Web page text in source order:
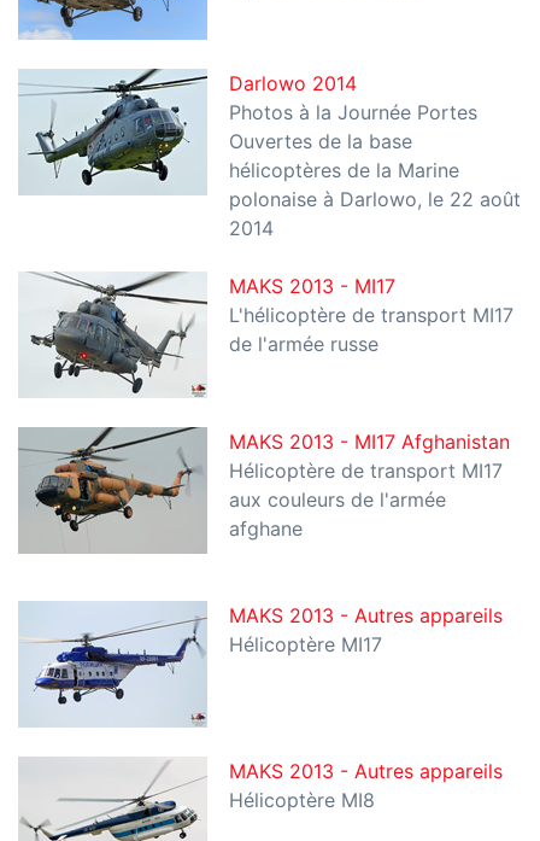
Darlowo 2014
Photos à la Journée Portes
Ouvertes de la base
hélicoptères de la Marine
polonaise à Darlowo, le 22 août
2014
MAKS 2013 - MI17
L'hélicoptère de transport MI17
de l'armée russe
MAKS 2013 - MI17 Afghanistan
Hélicoptère de transport MI17
aux couleurs de l'armée
afghane
MAKS 2013 - Autres appareils
Hélicoptère MI17
MAKS 2013 - Autres appareils
Hélicoptère MI8